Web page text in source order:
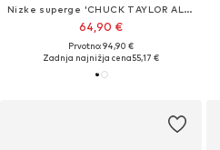
Nizke superge 'CHUCK TAYLOR ALL STAR LIFT PLATFORM LEATHER'
64,90 €
Prvotno: 94,90 €
Zadnja najnižja cena55,17 €